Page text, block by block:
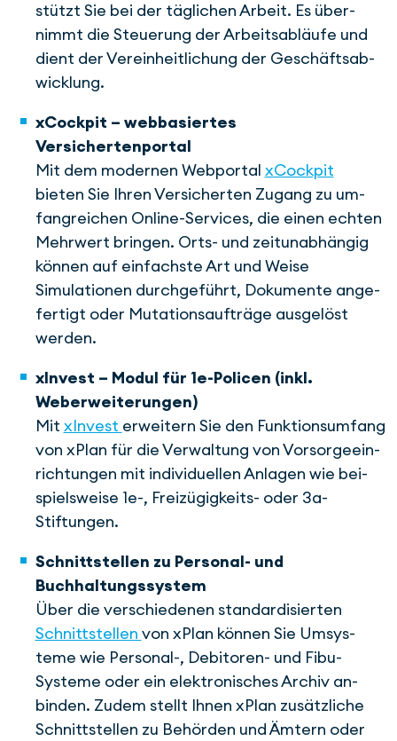
stützt Sie bei der täg­lichen Arbeit. Es über­
nimmt die Steue­rung der Arbeits­ab­läufe und
dient der Ver­ein­heit­li­chung der Ge­schäfts­ab­
wick­lung.
xCockpit – webbasiertes
Versichertenportal
Mit dem modernen Web­por­tal xCockpit
bieten Sie Ihren Ver­si­cher­ten Zugang zu um­
fang­rei­chen Online-Ser­vi­ces, die einen ech­ten
Mehrwert bringen. Orts- und zeit­un­ab­hängig
können auf ein­fach­ste Art und Weise
Simulationen durch­­­ge­führt, Dokumente an­ge­
fer­tigt oder Mu­ta­tions­auf­träge aus­­ge­löst
wer­den.
xInvest – Modul für 1e-Policen (inkl.
Weberweiterungen)
Mit xInvest erweitern Sie den Funk­tions­um­fang
von xPlan für die Ver­waltung von Vor­sorge­ein­
rich­tungen mit individuellen An­la­gen wie bei­
spiels­weise 1e-, Freizügigkeits- oder 3a-
Stiftungen.
Schnittstellen zu Personal- und
Buchhaltungssystem
Über die ver­schie­de­nen standardi­sier­ten
Schnittstellen von xPlan kön­nen Sie Um­sys­
teme wie Personal-, De­bi­to­ren- und Fibu-
Systeme oder ein ele­ktro­ni­sches Archiv an­
binden. Zu­dem stellt Ihnen xPlan zu­sätz­liche
Schnitt­stellen zu Behör­den und Äm­tern oder